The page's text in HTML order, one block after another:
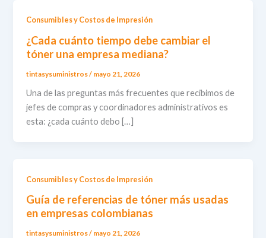
Consumibles y Costos de Impresión
¿Cada cuánto tiempo debe cambiar el
tóner una empresa mediana?
tintasysuministros/ mayo 21, 2026
Una de las preguntas más frecuentes que recibimos de
jefes de compras y coordinadores administrativos es
esta: ¿cada cuánto debo […]
Consumibles y Costos de Impresión
Guía de referencias de tóner más usadas
en empresas colombianas
tintasysuministros/ mayo 21, 2026